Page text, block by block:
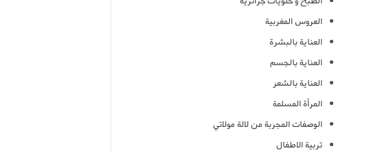
العروس المغربية
العناية بالبشرة
العناية بالجسم
العناية بالشعر
المرأة المسلمة
الوصفات المجربة من لالة مولاتي
تربية الاطفال